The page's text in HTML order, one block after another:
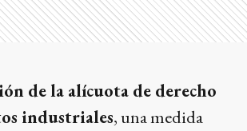
de la alícuota de derecho
industriales, una medida